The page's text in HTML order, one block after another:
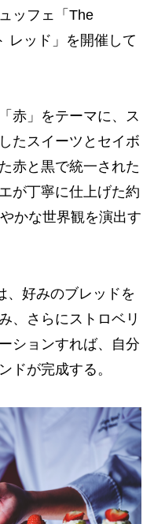
ッフェ「The
レッド」を開催して
赤」をテーマに、ス
たスイーツとセイボ
赤と黒で統一された
が丁寧に仕上げた約
かな世界観を演出す
好みのブレッドを
、さらにストロベリ
ションすれば、自分
ドが完成する。